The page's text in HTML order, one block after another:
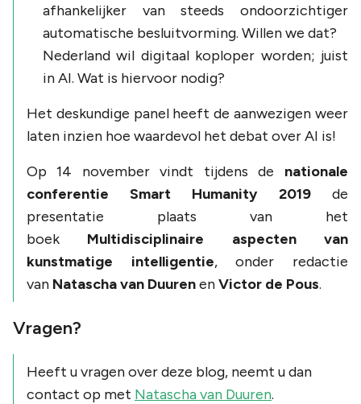
afhankelijker van steeds ondoorzichtiger
automatische besluitvorming. Willen we dat?
Nederland wil digitaal koploper worden; juist
in AI. Wat is hiervoor nodig?
Het deskundige panel heeft de aanwezigen weer
laten inzien hoe waardevol het debat over AI is!
Op 14 november vindt tijdens de nationale
conferentie Smart Humanity 2019 de
presentatie plaats van het
boek Multidisciplinaire aspecten van
kunstmatige intelligentie, onder redactie
van Natascha van DuurenenVictor de Pous.
Vragen?
Heeft u vragen over deze blog, neemt u dan
contact op met Natascha van Duuren.